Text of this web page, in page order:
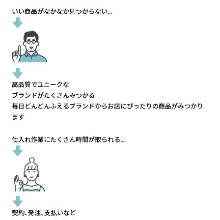
いい商品がなかなか見つからない...
高品質でユニークな
ブランドがたくさんみつかる
毎日どんどんふえるブランドからお店にぴったりの商品がみつかり
ます
仕入れ作業にたくさん時間が取られる...
契約、発注、支払いなど